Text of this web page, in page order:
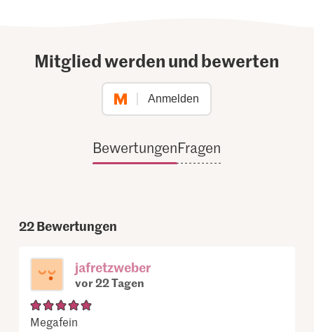
Mitglied werden und bewerten
Anmelden
BewertungenFragen
22Bewertungen
jafretzweber
vor 22 Tagen
Megafein